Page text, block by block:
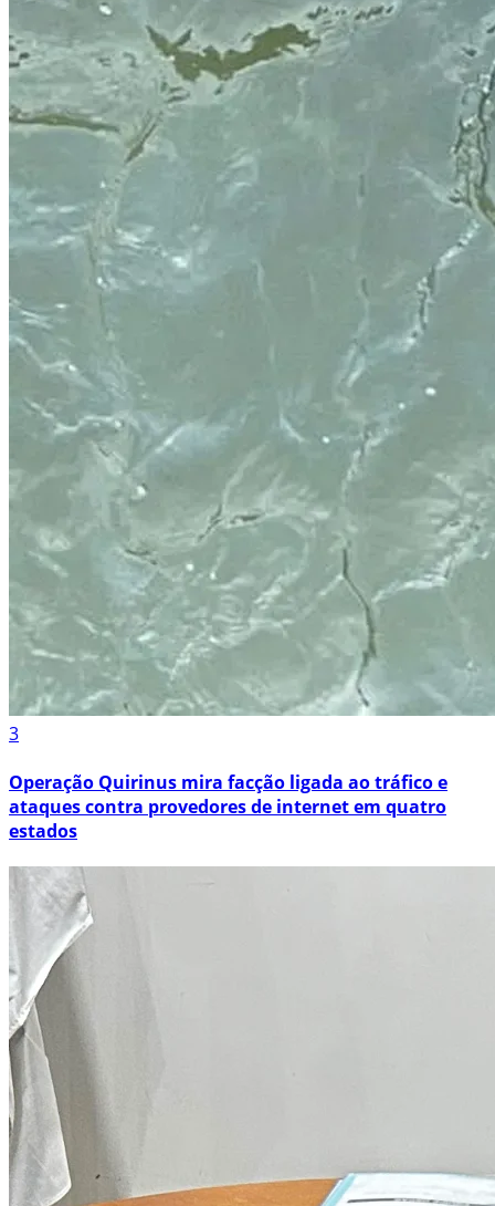
3
Operação Quirinus mira facção ligada ao tráfico e
ataques contra provedores de internet em quatro
estados